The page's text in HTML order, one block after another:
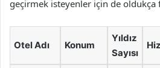
geçirmek isteyenler için de oldukça
Otel Adı Konum
Yıldız
Sayısı